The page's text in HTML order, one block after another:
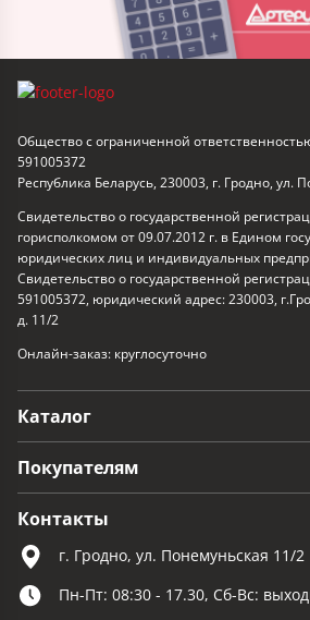
Общество с ограниченной
591005372
Республика Беларусь, 230003, г. Гродно, ул.
Свидетельство о государственной
горисполкомом от 09.07.2012 г. в Едином
юридических лиц и индивидуальных
Свидетельство о государственной
591005372, юридический адрес: 230003,
д. 11/2
Онлайн-заказ: круглосуточно
Каталог
Покупателям
Контакты
г. Гродно, ул. Понемуньская 11/2
Пн-Пт: 08:30 - 17.30, Сб-Вс: